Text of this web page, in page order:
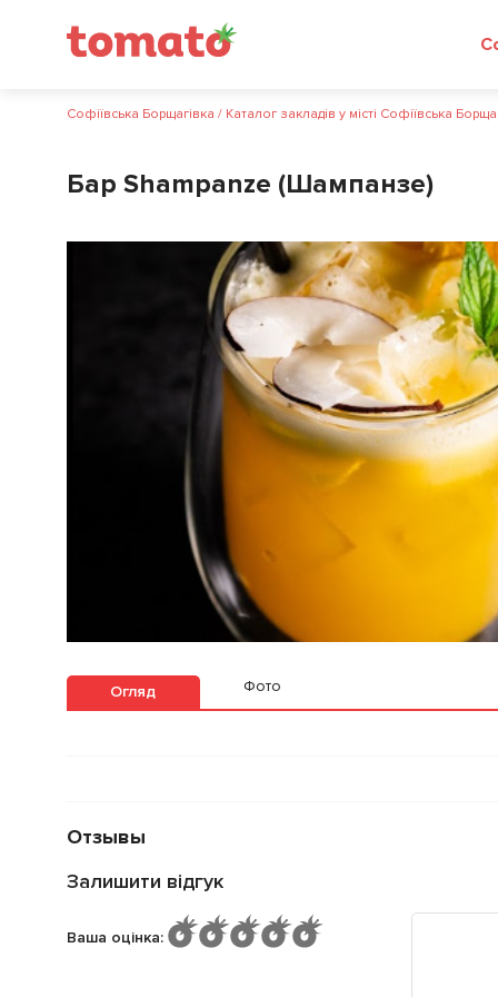
Софіївська Борщагівка / Каталог закладів у місті Софіївська
Бар Shampanze (Шампанзе)
Огляд Фото
Отзывы
Залишити відгук
Ваша оцінка: